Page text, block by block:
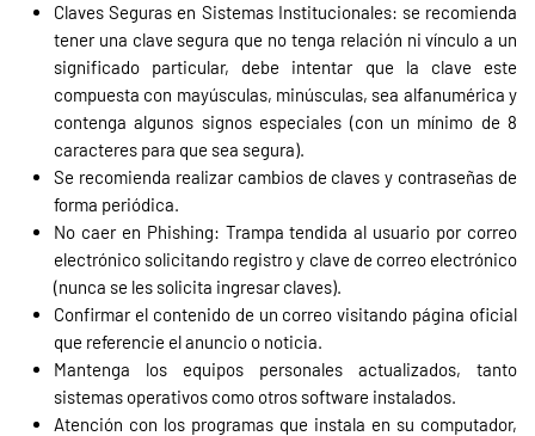
Claves Seguras en Sistemas Institucionales: se recomienda
tener una clave segura que no tenga relación ni vínculo a un
significado particular, debe intentar que la clave este
compuesta con mayúsculas, minúsculas, sea alfanumérica y
contenga algunos signos especiales (con un mínimo de 8
caracteres para que sea segura).
Se recomienda realizar cambios de claves y contraseñas de
forma periódica.
No caer en Phishing: Trampa tendida al usuario por correo
electrónico solicitando registro y clave de correo electrónico
(nunca se les solicita ingresar claves).
Confirmar el contenido de un correo visitando página oficial
que referencie el anuncio o noticia.
Mantenga los equipos personales actualizados, tanto
sistemas operativos como otros software instalados.
Atención con los programas que instala en su computador,